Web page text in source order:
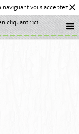
naviguant vous acceptez
cliquant :ici